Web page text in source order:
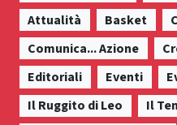
Attualità
Basket
Comunica... Azione
Editoriali
Eventi
Il Ruggito di Leo
Il